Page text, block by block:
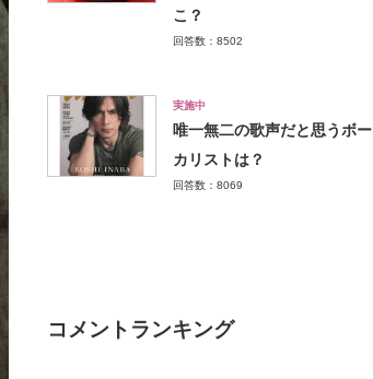
こ？
回答数：8502
実施中
唯一無二の歌声だと思うボー
カリストは？
回答数：8069
コメントランキング